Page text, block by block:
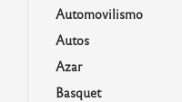
Automovilismo
Autos
Azar
Basquet